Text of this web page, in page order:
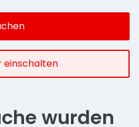
einschalten
wurden